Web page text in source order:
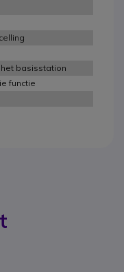
basisstation
functie